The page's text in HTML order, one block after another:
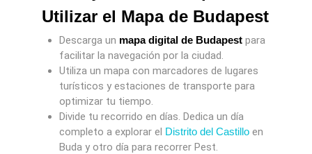
Utilizar el Mapa de Budapest
Descarga un mapa digital de Budapestpara
facilitar la navegación por la ciudad.
Utiliza un mapa con marcadores de lugares
turísticos y estaciones de transporte para
optimizar tu tiempo.
Divide tu recorrido en días. Dedica un día
completo a explorar el Distrito del Castilloen
Buda y otro día para recorrer Pest.